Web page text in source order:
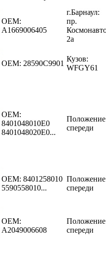
OEM:
A1669006405
г.Барнаул:
пр.
2а
OEM: 28590C9901
Кузов:
WFGY61
OEM:
8401048010E0
8401048020E0...
спереди
OEM: 8401258010
5590558010...
спереди
OEM:
A2049006608
спереди